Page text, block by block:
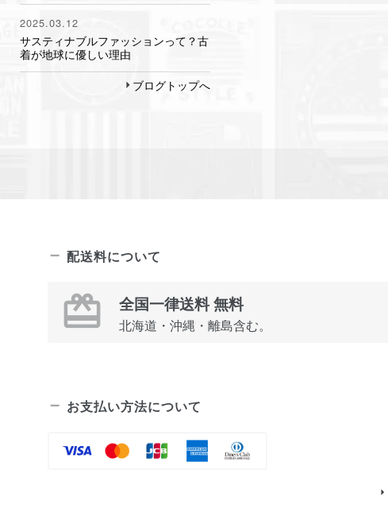
2025.03.12
サスティナブルファッションって？古
着が地球に優しい理由
ブログトップへ
配送料について
全国一律送料 無料
北海道・沖縄・離島含む。
お支払い方法について